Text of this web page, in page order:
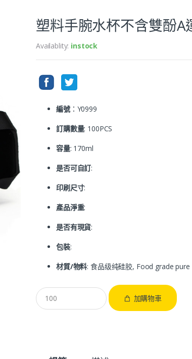
塑料手腕水杯不含雙酚A
Availablity: instock
編號：Y0999
訂購數量: 100PCS
容量: 170ml
是否可自訂:
印刷尺寸:
產品淨重:
是否有現貨:
包裝:
材質/物料: 食品级纯硅胶, Food grade
加購物車